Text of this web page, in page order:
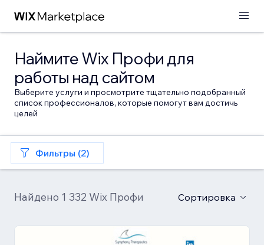
Наймите Wix Профи для
работы над сайтом
Выберите услуги и просмотрите тщательно подобранный
список профессионалов, которые помогут вам достичь
целей
Фильтры (2)
Найдено 1 332 Wix Профи Сортировка